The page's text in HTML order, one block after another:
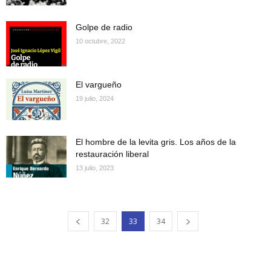
Golpe de radio
10 octubre, 2022
El vargueño
19 julio, 2024
El hombre de la levita gris. Los años de la
restauración liberal
13 julio, 2023
32 33 34